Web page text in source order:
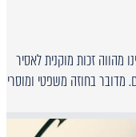
מהווה זכות מוקנית לאסיר
מדובר בחוזה משפטי ומוסרי